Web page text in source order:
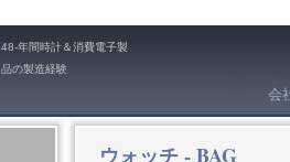
48-年間時計＆消費電子製
品の製造経験
会
ウォッチ - BAG